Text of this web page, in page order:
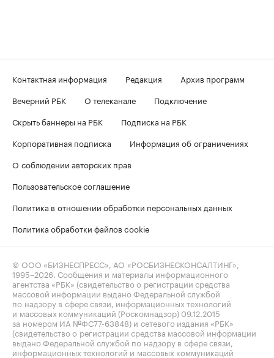
Контактная информация Редакция
Архив программ
Вечерний РБК
О телеканале
Подключение
Скрыть баннеры на РБК
Подписка на РБК
Корпоративная подписка
Информация об ограничениях
О соблюдении авторских прав
Пользовательское соглашение
Политика в отношении обработки персональных данных
Политика обработки файлов cookie
© ООО «БИЗНЕСПРЕСС», АО «РОСБИЗНЕСКОНСАЛТИНГ»,
1995–2026 . Сообщения и материалы информационного
агентства «РБК» (свидетельство о регистрации средства
массовой информации выдано Федеральной службой
по надзору в сфере связи, информационных технологий
и массовых коммуникаций (Роскомнадзор) 09.12.2015
за номером ИА №ФС77-63848) и сетевого издания «РБК»
(свидетельство о регистрации средства массовой информации
выдано Федеральной службой по надзору в сфере связи,
информационных технологий и массовых коммуникаций